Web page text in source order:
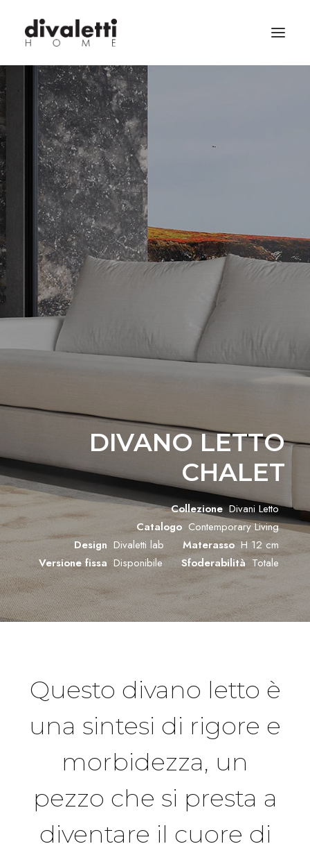
DIVANO LETTO
CHALET
Collezione Divani Letto
Catalogo Contemporary Living
Design Divaletti lab Materasso H 12 cm
Versione fissa Disponibile Sfoderabilità Totale
Questo divano letto è
una sintesi di rigore e
morbidezza, un
pezzo che si presta a
diventare il cuore di